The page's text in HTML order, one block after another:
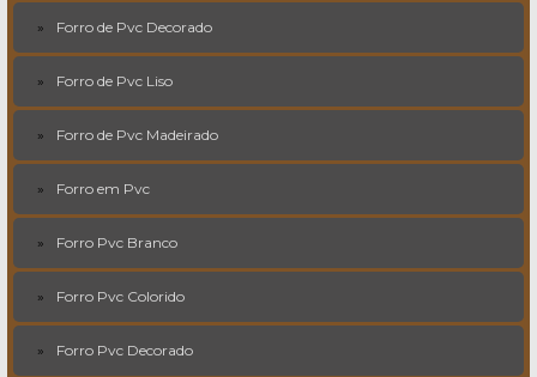
Forro de Pvc Decorado
Forro de Pvc Liso
Forro de Pvc Madeirado
Forro em Pvc
Forro Pvc Branco
Forro Pvc Colorido
Forro Pvc Decorado